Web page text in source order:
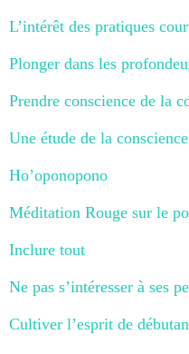
L’intérêt des pratiques
Plonger dans les
Prendre conscience de la
Une étude de la conscience
Ho’oponopono
Méditation Rouge sur le
Inclure tout
Ne pas s’intéresser à ses
Cultiver l’esprit de